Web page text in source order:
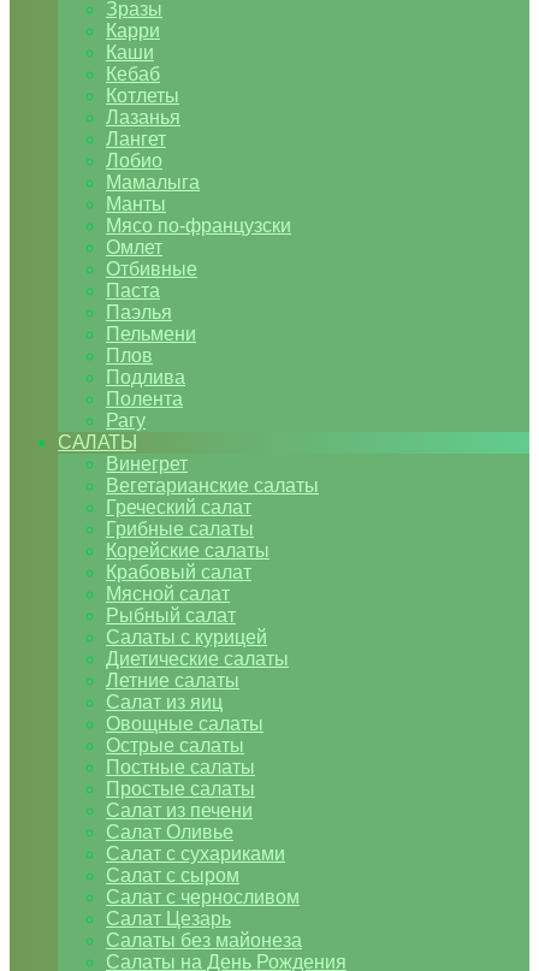
Зразы
Карри
Каши
Кебаб
Котлеты
Лазанья
Лангет
Лобио
Мамалыга
Манты
Мясо по-французски
Омлет
Отбивные
Паста
Паэлья
Пельмени
Плов
Подлива
Полента
Рагу
САЛАТЫ
Винегрет
Вегетарианские салаты
Греческий салат
Грибные салаты
Корейские салаты
Крабовый салат
Мясной салат
Рыбный салат
Салаты с курицей
Диетические салаты
Летние салаты
Салат из яиц
Овощные салаты
Острые салаты
Постные салаты
Простые салаты
Салат из печени
Салат Оливье
Салат с сухариками
Салат с сыром
Салат с черносливом
Салат Цезарь
Салаты без майонеза
Салаты на День Рождения